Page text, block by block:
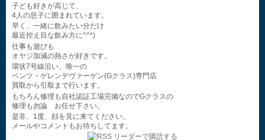
子ども好きが高じて、
4人の息子に囲まれています。
早く、一緒に飲みたい分だけ
最近控え目な飲み方に^^*)
仕事も遊びも
オヤジ加減の熱さが好きです。
環状7号線沿い、唯一の
ベンツ・ゲレンデヴァーゲン(Gクラス)専門店
買取から引取まで行います。
もちろん修理も自社認証工場完備なのでGクラスの
修理も勿論 お任せ下さい。
是非、1度、顔を見に来てください。
メールやコメントもお待ちしてます。